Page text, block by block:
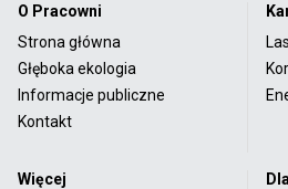
O Pracowni
Strona główna
Głęboka ekologia
Informacje publiczne
Kontakt
Więcej